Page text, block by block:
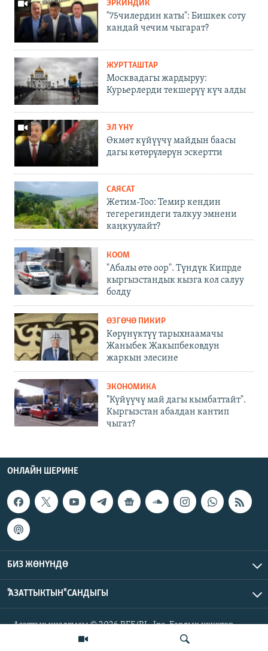
ЭРКИНДИК
"75чилердин каты": Бишкек соту
кандай чечим чыгарат?
ЖУРТТАШТАР
Москвадагы жардыруу:
Курьерлерди текшерүү күч алды
ЭЛ ҮНҮ
Өкмөт күйүүчү майдын баасы
дагы көтөрүлөрүн эскертти
САЯСАТ
Жетим-Тоо: Темир кендин
тегерегиндеги талкуу эмнени
каңкуулайт?
КООМ
"Абалы өтө оор". Түндүк Кипрде
кыргызстандык кызга кол салуу
болду
ӨЗГӨЧӨ ПИКИР
Көрүнүктүү тарыхнаамачы
Жаныбек Жакыпбековдун
жаркын элесине
ЭКОНОМИКА
"Күйүүчү май дагы кымбаттайт".
Кыргызстан абалдан кантип
чыгат?
ОНЛАЙН ШЕРИНЕ
БИЗ ЖӨНҮНДӨ
"АЗАТТЫКТЫН" САНДЫГЫ
Азаттык үналгысы © 2026 RFE/RL, Inc. Бардык укуктар